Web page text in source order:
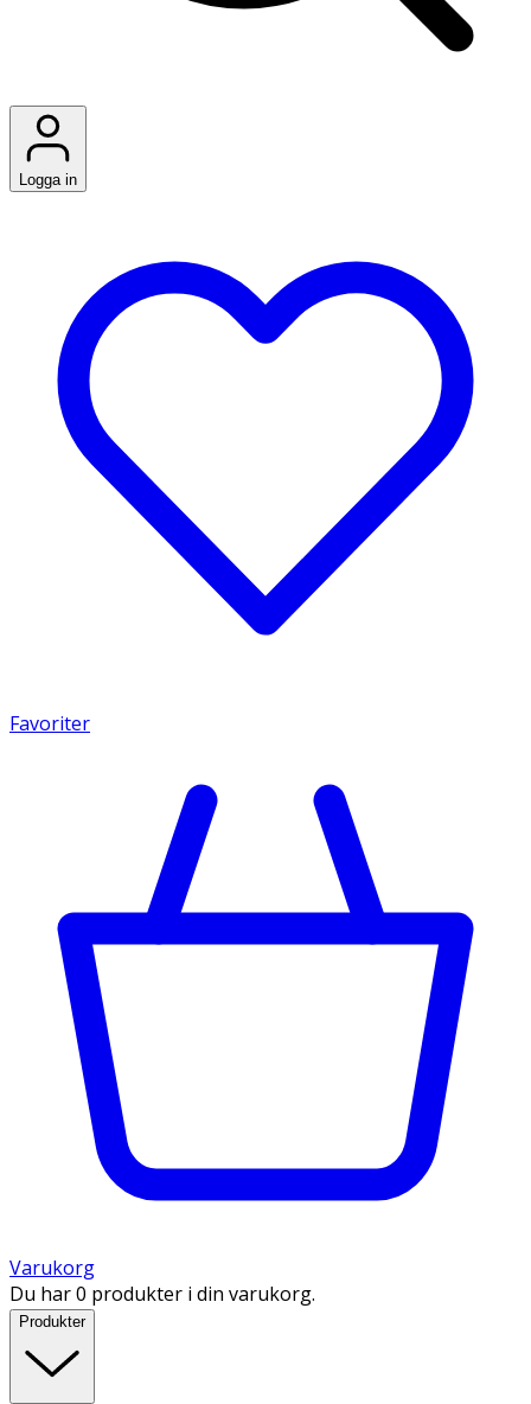
Logga in
Favoriter
Varukorg
Du har 0 produkter i din varukorg.
Produkter